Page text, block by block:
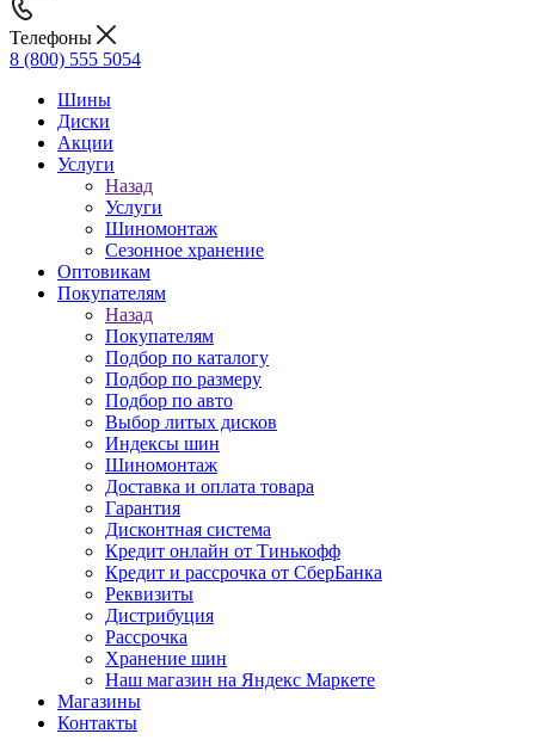
Телефоны
8 (800) 555 5054
Шины
Диски
Акции
Услуги
Назад
Услуги
Шиномонтаж
Сезонное хранение
Оптовикам
Покупателям
Назад
Покупателям
Подбор по каталогу
Подбор по размеру
Подбор по авто
Выбор литых дисков
Индексы шин
Шиномонтаж
Доставка и оплата товара
Гарантия
Дисконтная система
Кредит онлайн от Тинькофф
Кредит и рассрочка от СберБанка
Реквизиты
Дистрибуция
Рассрочка
Хранение шин
Наш магазин на Яндекс Маркете
Магазины
Контакты